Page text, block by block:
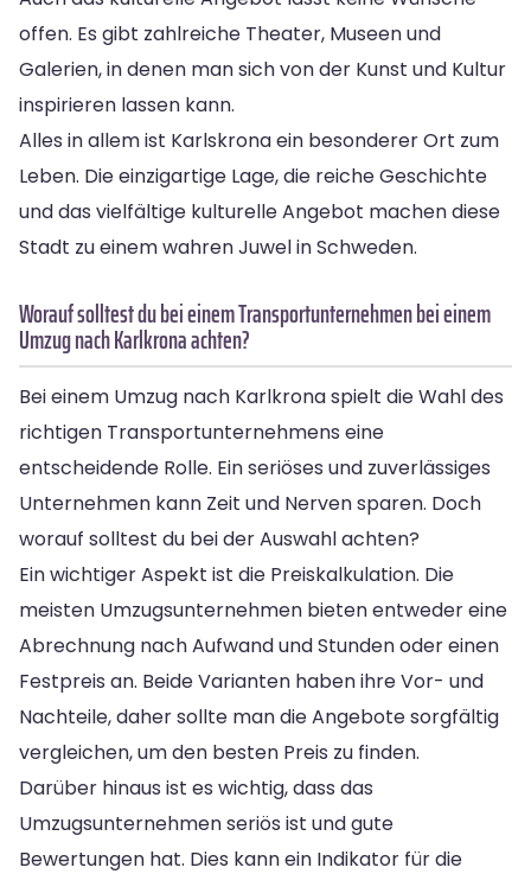
offen. Es gibt zahlreiche Theater, Museen und
Galerien, in denen man sich von der Kunst und Kultur
inspirieren lassen kann.
Alles in allem ist Karlskrona ein besonderer Ort zum
Leben. Die einzigartige Lage, die reiche Geschichte
und das vielfältige kulturelle Angebot machen diese
Stadt zu einem wahren Juwel in Schweden.
Worauf solltest du bei einem Transportunternehmen bei einem
Umzug nach Karlkrona achten?
Bei einem Umzug nach Karlkrona spielt die Wahl des
richtigen Transportunternehmens eine
entscheidende Rolle. Ein seriöses und zuverlässiges
Unternehmen kann Zeit und Nerven sparen. Doch
worauf solltest du bei der Auswahl achten?
Ein wichtiger Aspekt ist die Preiskalkulation. Die
meisten Umzugsunternehmen bieten entweder eine
Abrechnung nach Aufwand und Stunden oder einen
Festpreis an. Beide Varianten haben ihre Vor- und
Nachteile, daher sollte man die Angebote sorgfältig
vergleichen, um den besten Preis zu finden.
Darüber hinaus ist es wichtig, dass das
Umzugsunternehmen seriös ist und gute
Bewertungen hat. Dies kann ein Indikator für die